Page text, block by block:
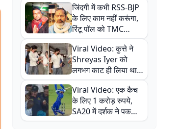
कान
जिंदगी में कभी RSS-BJP
के लिए काम नहीं करूंगा,
रिंटू पॉल को TMC
ऑफिस में ले जाकर पीटा,
Video वायरल
Viral Video: कुत्ते ने
Shreyas Iyer को
लगभग काट ही लिया था,
न्यूजीलैंड सीरीज से पहले
बाल-बाल बचे
Viral Video: एक कैच
के लिए 1 करोड़ रुपये,
SA20 में दर्शक ने पकड़ा
एक हाथ से गजब का कैच